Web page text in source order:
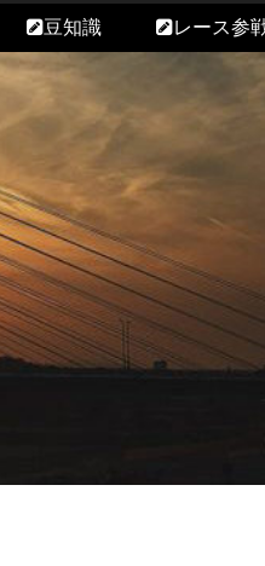
豆知識 レース参